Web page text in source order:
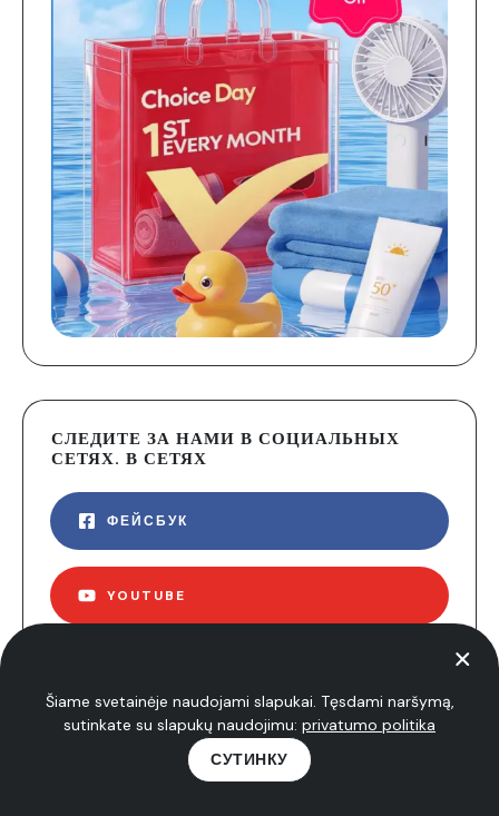
СЛЕДИТЕ ЗА НАМИ В СОЦИАЛЬНЫХ
СЕТЯХ. В СЕТЯХ
ФЕЙСБУК
YOUTUBE
Šiame svetainėje naudojami slapukai. Tęsdami naršymą,
sutinkate su slapukų naudojimu: privatumo politika
СУТИНКУ